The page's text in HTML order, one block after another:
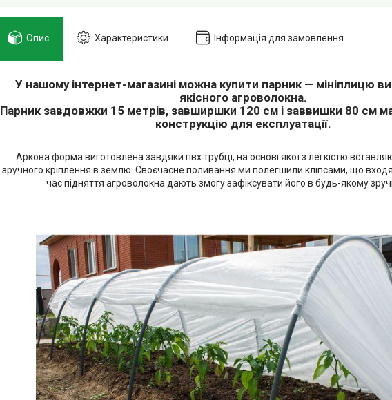
Опис Характеристики Інформація для замовлення
У нашому інтернет-магазині можна купити парник — мініплицю
якісного агроволокна.
Парник завдовжки 15 метрів, завширшки 120 см і заввишки 80 см
конструкцію для експлуатації.
Аркова форма виготовлена завдяки пвх трубці, на основі якої з легкістю
зручного кріплення в землю. Своєчасне поливання ми полегшили кліпсами, що
час підняття агроволокна дають змогу зафіксувати його в будь-якому